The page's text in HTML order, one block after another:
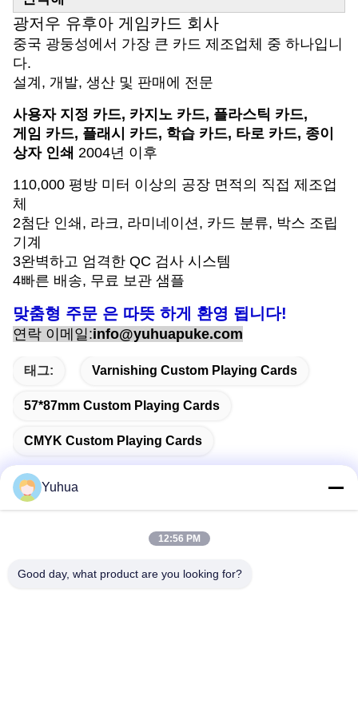
광저우 유후아 게임카드 회사
중국 광둥성에서 가장 큰 카드 제조업체 중 하나입니
다.
설계, 개발, 생산 및 판매에 전문
사용자 지정 카드, 카지노 카드, 플라스틱 카드,
게임 카드, 플래시 카드, 학습 카드, 타로 카드, 종이
상자 인쇄 2004년 이후
110,000 평방 미터 이상의 공장 면적의 직접 제조업
체
2첨단 인쇄, 라크, 라미네이션, 카드 분류, 박스 조립
기계
3완벽하고 엄격한 QC 검사 시스템
4빠른 배송, 무료 보관 샘플
맞춤형 주문 은 따뜻 하게 환영 됩니다!
연락 이메일:info@yuhuapuke.com
태그: Varnishing Custom Playing Cards
57*87mm Custom Playing Cards
CMYK Custom Playing Cards
주소
Yuhua
12:56 PM
Good day, what product are you looking for?